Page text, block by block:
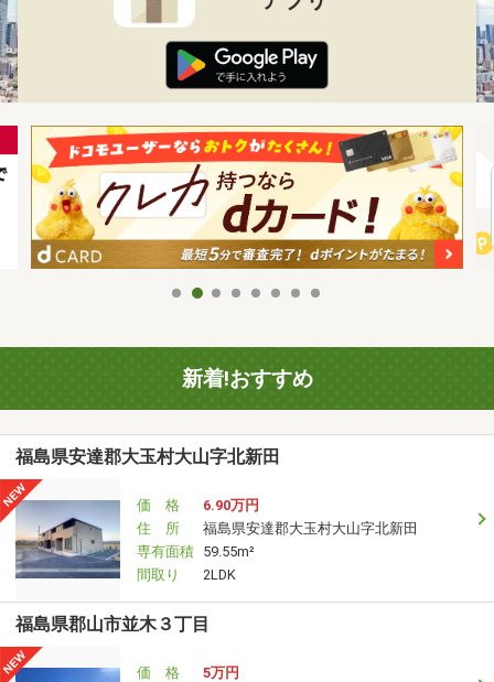
新着!おすすめ
福島県安達郡大玉村大山字北新田
価 格
6.90万円
住 所
福島県安達郡大玉村大山字北新田
専有面積 59.55m²
間取り
2LDK
福島県郡山市並木３丁目
価 格
5万円